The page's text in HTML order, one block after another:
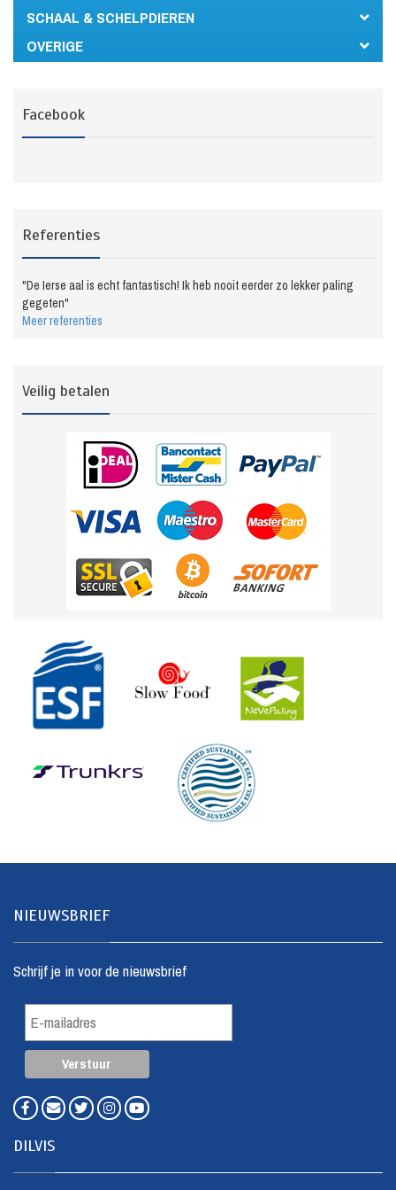
SCHAAL & SCHELPDIEREN
OVERIGE
Facebook
Referenties
"De Ierse aal is echt fantastisch! Ik heb nooit eerder zo lekker paling
gegeten"
Meer referenties
Veilig betalen
NIEUWSBRIEF
Schrijf je in voor de nieuwsbrief
DILVIS